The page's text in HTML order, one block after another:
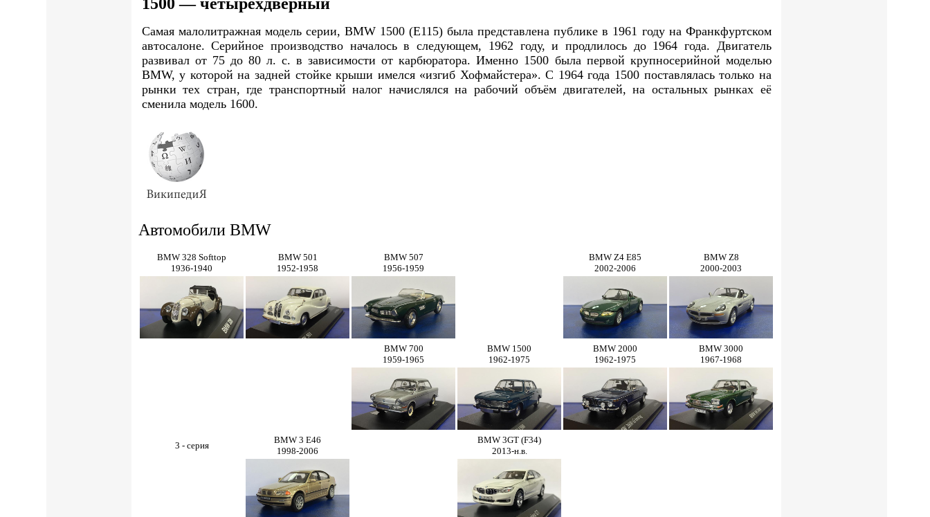
1500 — четырёхдверный
Самая малолитражная модель серии, BMW 1500 (Е115) была представлена публике в 1961 году на Франкфуртском
автосалоне. Серийное производство началось в следующем, 1962 году, и продлилось до 1964 года. Двигатель
развивал от 75 до 80 л. с. в зависимости от карбюратора. Именно 1500 была первой крупносерийной моделью
BMW, у которой на задней стойке крыши имелся «изгиб Хофмайстера». С 1964 года 1500 поставлялась только на
рынки тех стран, где транспортный налог начислялся на рабочий объём двигателей, на остальных рынках её
сменила модель 1600.
Автомобили BMW
BMW 328 Softtop
1936-1940
BMW 501
1952-1958
BMW 507
1956-1959
BMW Z4 E85
2002-2006
BMW Z8
2000-2003
BMW 700
1959-1965
BMW 1500
1962-1975
BMW 2000
1962-1975
BMW 3000
1967-1968
3 - серия
BMW 3 E46
1998-2006
BMW 3GT (F34)
2013-н.в.